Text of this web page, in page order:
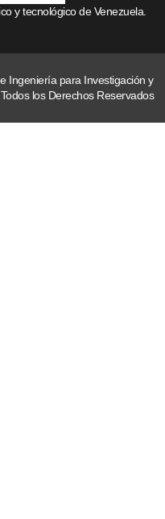
y tecnológico de Venezuela.
Ingeniería para Investigación y
los Derechos Reservados